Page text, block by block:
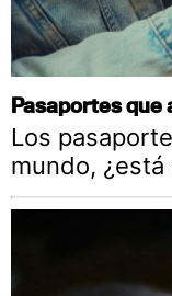
Pasaportes que
Los
mundo, ¿está